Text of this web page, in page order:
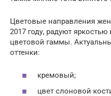
Цветовые направления
2017 году, радуют
цветовой гаммы.
оттенки:
кремовый;
цвет слоновой